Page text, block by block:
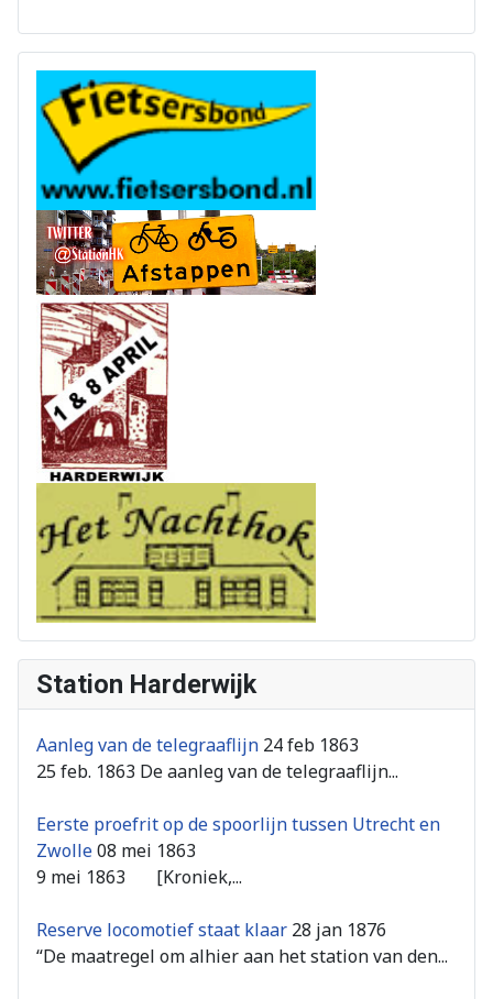
Station Harderwijk
Aanleg van de telegraaflijn 24 feb 1863
25 feb. 1863 De aanleg van de telegraaflijn...
Eerste proefrit op de spoorlijn tussen Utrecht en
Zwolle08 mei 1863
9 mei 1863 [Kroniek,...
Reserve locomotief staat klaar 28 jan 1876
“De maatregel om alhier aan het station van den...